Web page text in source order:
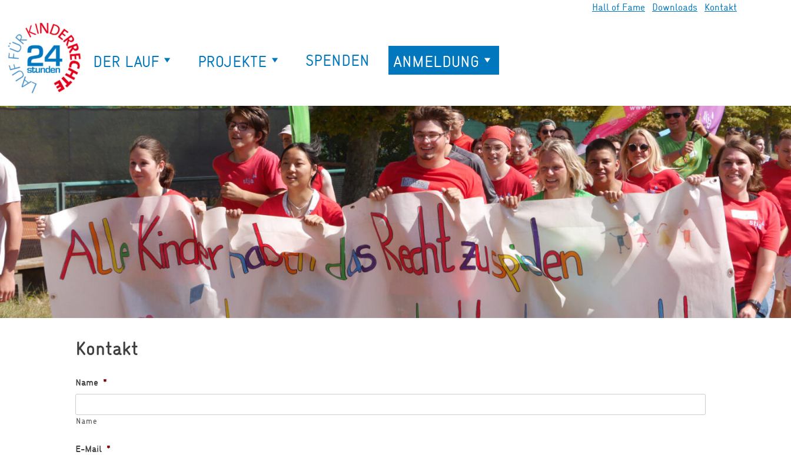
Hall of Fame Downloads Kontakt
DER LAUF PROJEKTE SPENDEN ANMELDUNG
Kontakt
Name *
Name
E-Mail *